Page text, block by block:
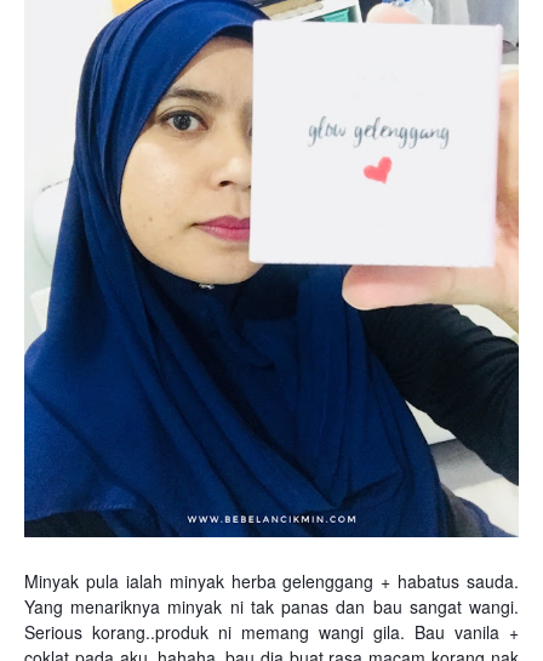
Minyak pula ialah minyak herba gelenggang + habatus sauda.
Yang menariknya minyak ni tak panas dan bau sangat wangi.
Serious korang..produk ni memang wangi gila. Bau vanila +